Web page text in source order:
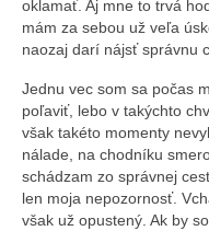
oklamať. Aj mne to trvá
mám za sebou už veľa
naozaj darí nájsť správnu
Jednu vec som sa počas
poľaviť, lebo v takýchto
však takéto momenty
nálade, na chodníku
schádzam zo správnej
len moja nepozornosť.
však už opustený. Ak by